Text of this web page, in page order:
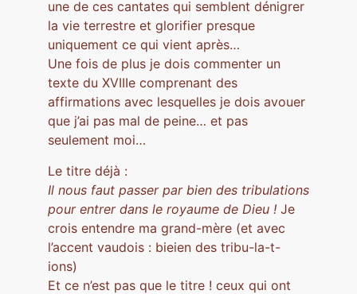
une de ces cantates qui semblent dénigrer
la vie terrestre et glorifier presque
uniquement ce qui vient après…
Une fois de plus je dois commenter un
texte du XVIIIe comprenant des
affirmations avec lesquelles je dois avouer
que j’ai pas mal de peine… et pas
seulement moi…
Le titre déjà :
Il nous faut passer par bien des tribulations
pour entrer dans le royaume de Dieu ! Je
crois entendre ma grand-mère (et avec
l’accent vaudois : bieien des tribu-la-t-
ions)
Et ce n’est pas que le titre ! ceux qui ont